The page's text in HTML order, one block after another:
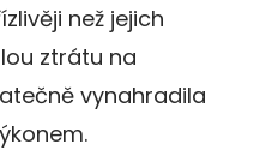
než jejich
ztrátu na
vynahradila